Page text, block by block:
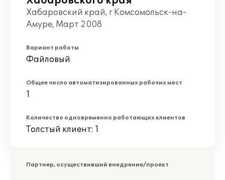
Хабаровский край, г Комсомольск-на-
Амуре, Март 2008
Вариант работы
Файловый
Общее число автоматизированных рабочих мест
1
Количество одновременно работающих клиентов
Толстый клиент: 1
Партнер, осуществивший внедрение/проект